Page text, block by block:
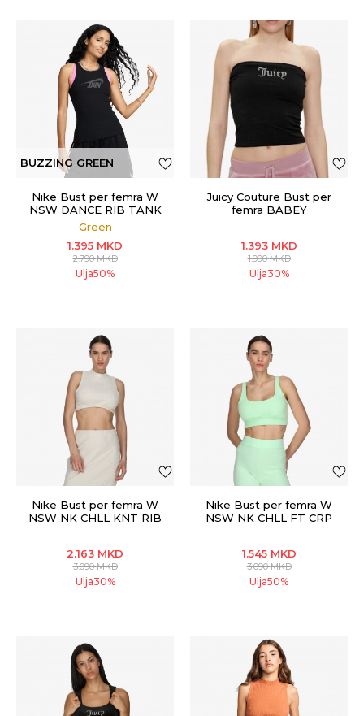
BUZZING GREEN
Nike Bust për femra W
NSW DANCE RIB TANK
Green
1.395 MKD
2.790MKD
Ulja50%
Juicy Couture Bust për
femra BABEY
1.393 MKD
1.990MKD
Ulja30%
Nike Bust për femra W
NSW NK CHLL KNT RIB
2.163 MKD
3.090MKD
Ulja30%
Nike Bust për femra W
NSW NK CHLL FT CRP
1.545 MKD
3.090MKD
Ulja50%